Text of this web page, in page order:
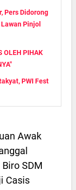
Pers Didorong
Pinjol
OLEH PIHAK
PWI Fest
Awak
SDM
Casis